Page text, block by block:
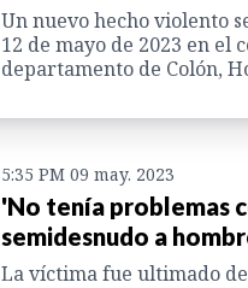
Un nuevo hecho violento
12 de mayo de 2023 en el
departamento de Colón,
5:35 PM 09 may. 2023
'No tenía problemas
semidesnudo a
La víctima fue ultimado